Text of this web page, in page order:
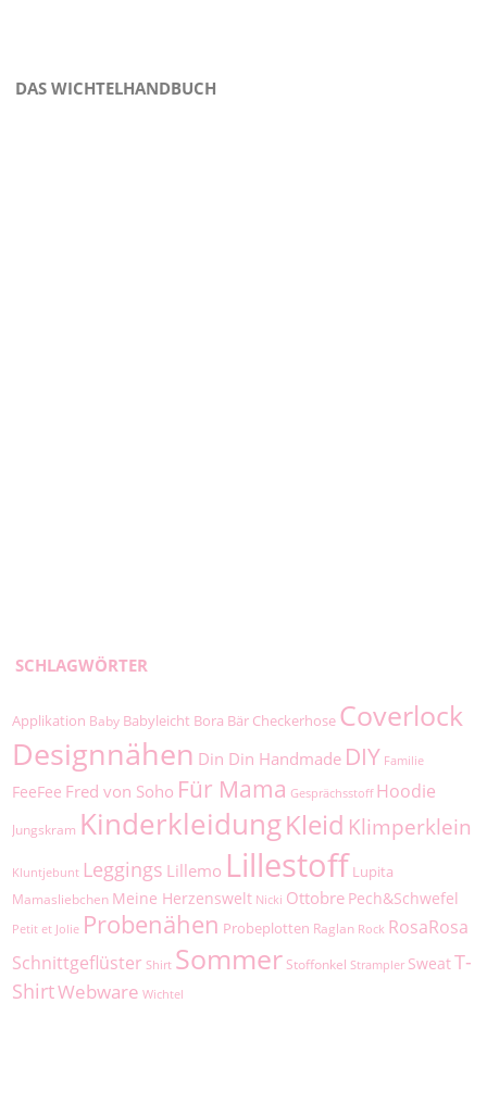
DAS WICHTELHANDBUCH
SCHLAGWÖRTER
Applikation Baby Babyleicht Bora Bär Checkerhose Coverlock
Designnähen Din Din Handmade DIY Familie
FeeFee Fred von Soho Für Mama Gesprächsstoff Hoodie
Jungskram KinderkleidungKleid Klimperklein
Kluntjebunt Leggings Lillemo Lillestoff Lupita
Mamasliebchen Meine Herzenswelt Nicki Ottobre Pech&Schwefel
Petit et Jolie Probenähen Probeplotten Raglan Rock RosaRosa
Schnittgeflüster Shirt Sommer Stoffonkel Strampler SweatT-
ShirtWebware Wichtel